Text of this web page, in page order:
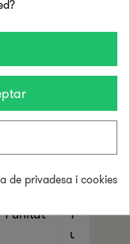
de
Mida
mitjana
Mida
petita
1 unitat
1
unitat
de privadesa i cookies